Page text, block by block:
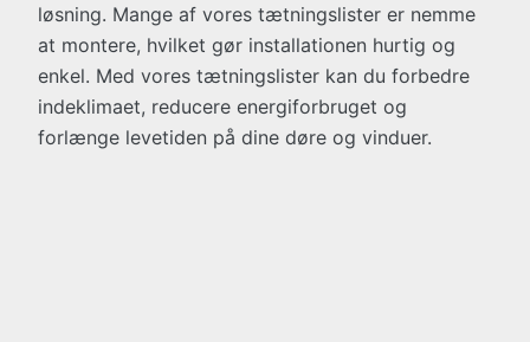
løsning. Mange af vores tætningslister er nemme
at montere, hvilket gør installationen hurtig og
enkel. Med vores tætningslister kan du forbedre
indeklimaet, reducere energiforbruget og
forlænge levetiden på dine døre og vinduer.